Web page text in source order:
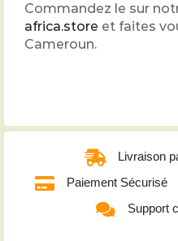
Commandez le sur
africa.store et faites
Cameroun.
Livraison
Paiement Sécurisé
Support